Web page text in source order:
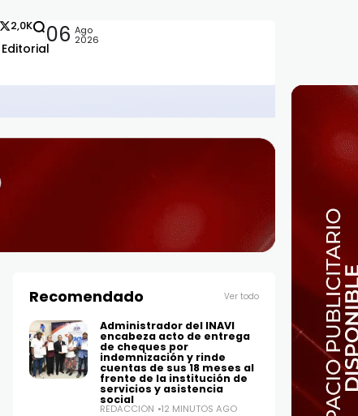
Editorial
2,0K 06 Ago
2026
Recomendado Ver todo
Administrador del INAVI
encabeza acto de entrega
de cheques por
indemnización y rinde
cuentas de sus 18 meses al
frente de la institución de
servicios y asistencia
social
REDACCIÓN 12 MINUTOS AGO